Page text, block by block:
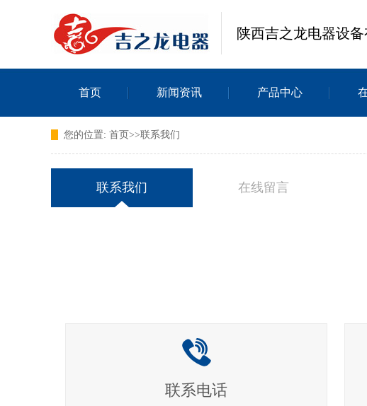
陕西吉之龙电器设备
首页 新闻资讯 产品中心
您的位置: 首页 >>联系我们
联系我们 在线留言
联系电话